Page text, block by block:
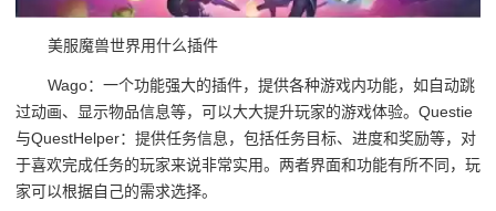
美服魔兽世界用什么插件
Wago：一个功能强大的插件，提供各种游戏内功能，如自动跳
过动画、显示物品信息等，可以大大提升玩家的游戏体验。Questie
与QuestHelper：提供任务信息，包括任务目标、进度和奖励等，对
于喜欢完成任务的玩家来说非常实用。两者界面和功能有所不同，玩
家可以根据自己的需求选择。